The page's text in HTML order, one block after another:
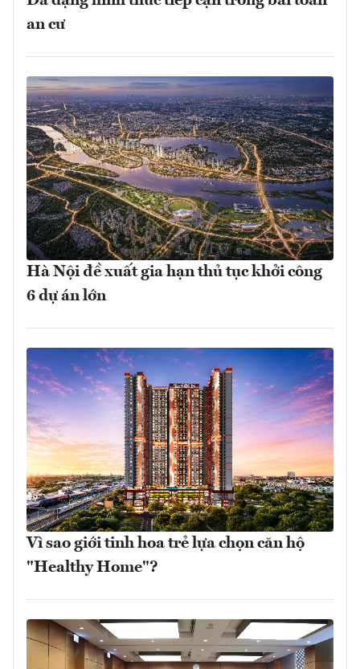
an cư
Hà Nội đề xuất gia hạn thủ tục khởi công
6 dự án lớn
Vì sao giới tinh hoa trẻ lựa chọn căn hộ
"Healthy Home"?